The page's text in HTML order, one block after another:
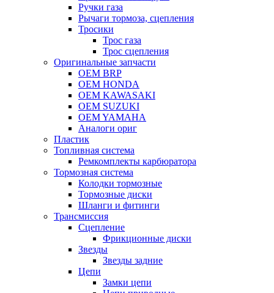
Ручки газа
Рычаги тормоза, сцепления
Тросики
Трос газа
Трос сцепления
Оригинальные запчасти
OEM BRP
OEM HONDA
OEM KAWASAKI
OEM SUZUKI
OEM YAMAHA
Аналоги ориг
Пластик
Топливная система
Ремкомплекты карбюратора
Тормозная система
Колодки тормозные
Тормозные диски
Шланги и фитинги
Трансмиссия
Cцепление
Фрикционные диски
Звезды
Звезды задние
Цепи
Замки цепи